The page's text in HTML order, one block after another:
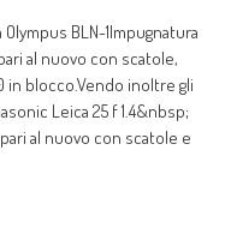
BLN-1Impugnatura
al nuovo con scatole,
in blocco.Vendo inoltre gli
Leica 25 f 1.4&nbsp;
al nuovo con scatole e